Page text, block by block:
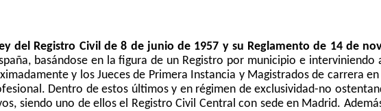
del Registro Civil de 8 de junio de 1957 y su Reglamento de 14 de
basándose en la figura de un Registro por municipio e
y los Jueces de Primera Instancia y Magistrados de carrera
Dentro de estos últimos y en régimen de exclusividad-no
siendo uno de ellos el Registro Civil Central con sede en Madrid.